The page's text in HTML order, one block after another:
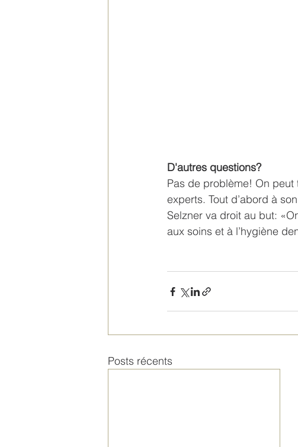
D'autres questions?
Pas de problème! On
experts. Tout d’abord à
Selzner va droit au but:
aux soins et à l’hygiène
Posts récents